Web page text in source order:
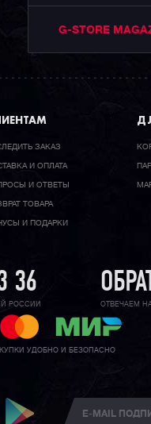
G-STORE
ЗАКАЗ
И ОПЛАТА
И ОТВЕТЫ
ТОВАРА
И ПОДАРКИ
36
РОССИИ ОТВЕЧАЕМ
УДОБНО И БЕЗОПАСНО